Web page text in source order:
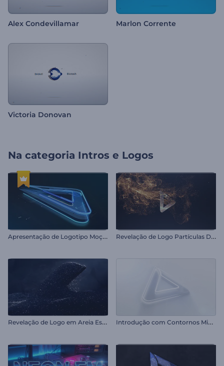
Alex Condevillamar Marlon Corrente
Victoria Donovan
Na categoria Intros e Logos
A
presentação de Logotipo Moção Digital R
evelação de Logo Partículas Douradas
R
evelação de Logo em Areia Escura I
ntrodução com Contornos Minimalistas